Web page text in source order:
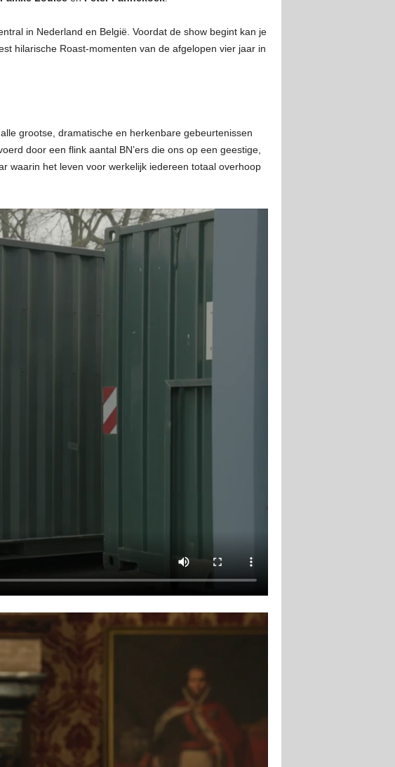
in Nederland en België. Voordat de show begint kan je
hilarische Roast-momenten van de afgelopen vier jaar in
grootse, dramatische en herkenbare gebeurtenissen
door een flink aantal BN’ers die ons op een geestige,
waarin het leven voor werkelijk iedereen totaal overhoop